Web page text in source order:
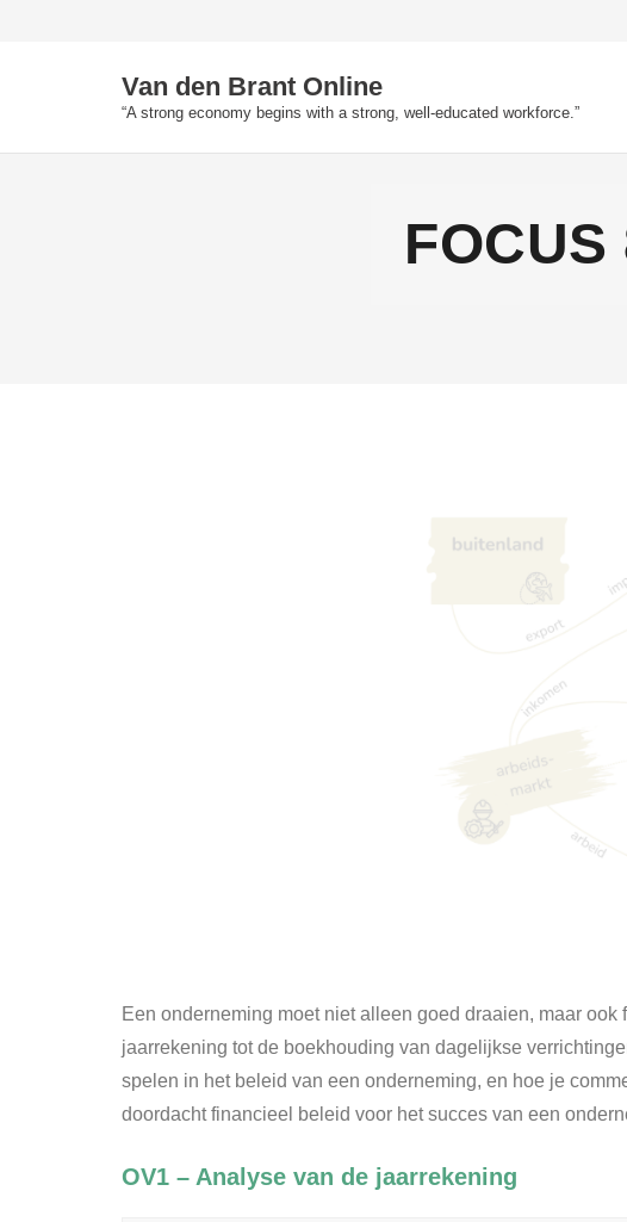
Van den Brant Online
“A strong economy begins with a strong, well-educated workforce.”
Een onderneming moet niet alleen goed draaien, maar
jaarrekening tot de boekhouding van dagelijkse
spelen in het beleid van een onderneming, en hoe je
doordacht financieel beleid voor het succes van een
OV1 – Analyse van de jaarrekening